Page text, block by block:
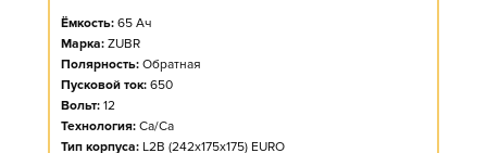
Ёмкость: 65 Ач
Марка: ZUBR
Полярность: Обратная
Пусковой ток: 650
Вольт: 12
Технология: Ca/Ca
Тип корпуса: L2B (242x175x175) EURO